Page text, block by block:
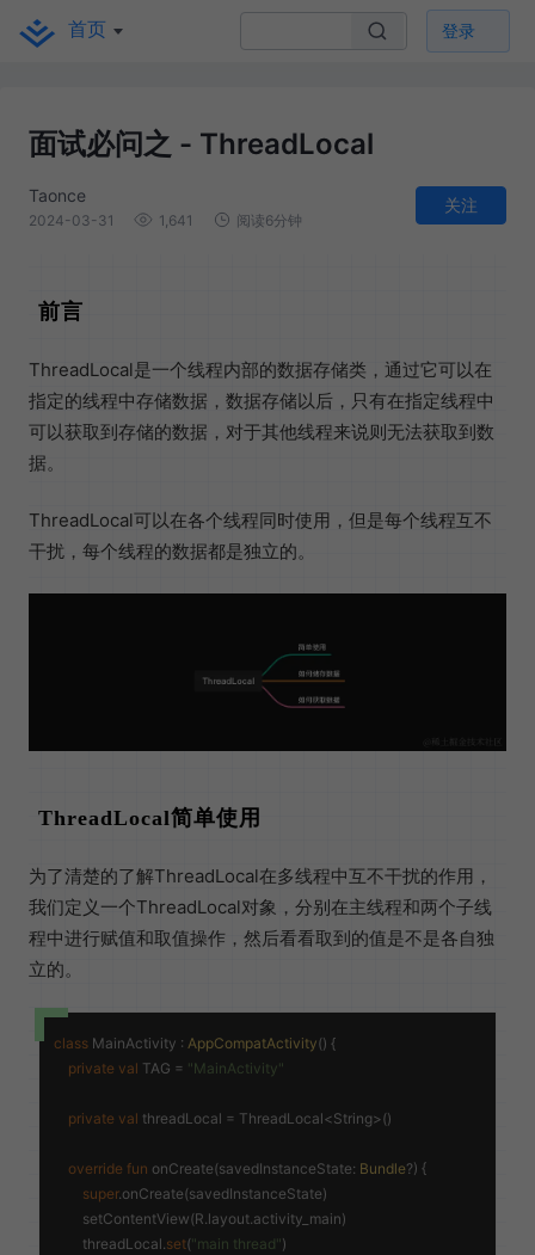
首页 登录
面试必问之 - ThreadLocal
Taonce
2024-03-31 1,641 阅读6分钟
关注
前言
ThreadLocal是一个线程内部的数据存储类，通过它可以在
指定的线程中存储数据，数据存储以后，只有在指定线程中
可以获取到存储的数据，对于其他线程来说则无法获取到数
据。
ThreadLocal可以在各个线程同时使用，但是每个线程互不
干扰，每个线程的数据都是独立的。
ThreadLocal简单使用
为了清楚的了解ThreadLocal在多线程中互不干扰的作用，
我们定义一个ThreadLocal对象，分别在主线程和两个子线
程中进行赋值和取值操作，然后看看取到的值是不是各自独
立的。
class MainActivity : AppCompatActivity() {
private val TAG = "MainActivity"
private val threadLocal = ThreadLocal<String>()
override fun onCreate(savedInstanceState: Bundle?) {
super.onCreate(savedInstanceState)
        setContentView(R.layout.activity_main)
        threadLocal.
set("main thread")